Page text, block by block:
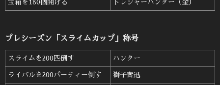
宝箱を180個開ける トレジャーハンター（金）
プレシーズン「スライムカップ」称号
スライムを200匹倒す ハンター
ライバルを200パーティー倒す 獅子奮迅